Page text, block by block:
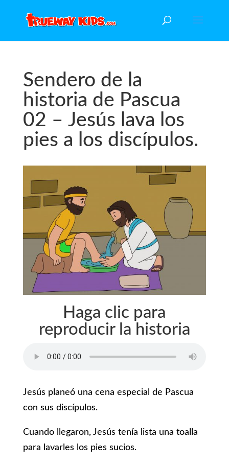
Sendero de la
historia de Pascua
02 – Jesús lava los
pies a los discípulos.
Haga clic para
reproducir la historia
Jesús planeó una cena especial de Pascua
con sus discípulos.
Cuando llegaron, Jesús tenía lista una toalla
para lavarles los pies sucios.